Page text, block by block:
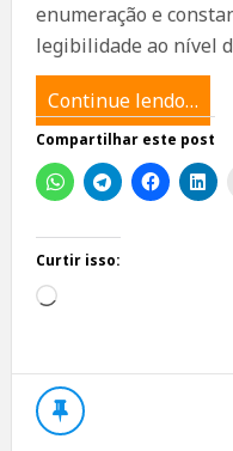
enumeração e
legibilidade ao nível
Continue lendo…
Compartilhar este post
Curtir isso:
Carregando...